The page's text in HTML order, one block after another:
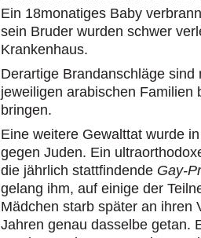
Ein 18monatiges Baby
sein Bruder wurden schwer
Krankenhaus.
Derartige Brandanschläge
jeweiligen arabischen Familien
bringen.
Eine weitere Gewalttat wurde
gegen Juden. Ein
die jährlich stattfindende Gay-
gelang ihm, auf einige der
Mädchen starb später an ihren
Jahren genau dasselbe getan.